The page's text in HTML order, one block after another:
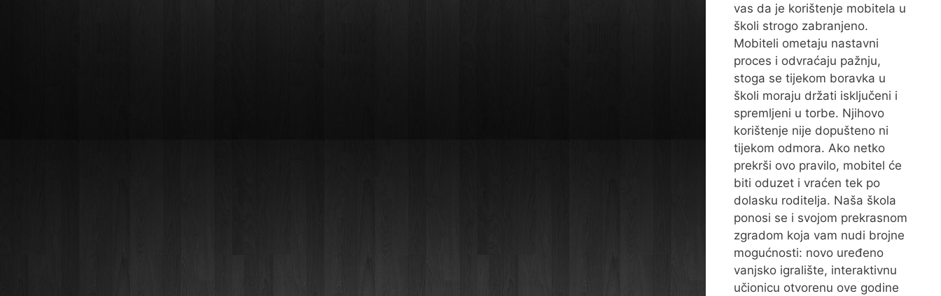
vas da je korištenje mobitela u
školi strogo zabranjeno.
Mobiteli ometaju nastavni
proces i odvraćaju pažnju,
stoga se tijekom boravka u
školi moraju držati isključeni i
spremljeni u torbe. Njihovo
korištenje nije dopušteno ni
tijekom odmora. Ako netko
prekrši ovo pravilo, mobitel će
biti oduzet i vraćen tek po
dolasku roditelja. Naša škola
ponosi se i svojom prekrasnom
zgradom koja vam nudi brojne
mogućnosti: novo uređeno
vanjsko igralište, interaktivnu
učionicu otvorenu ove godine